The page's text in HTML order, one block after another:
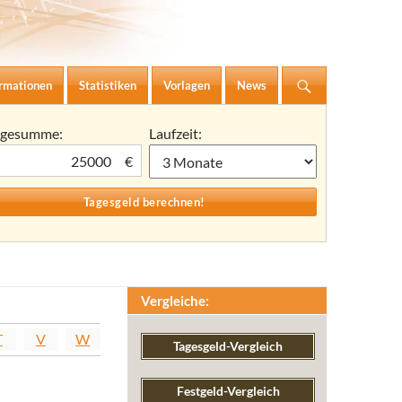
Statistiken Vorlagen News
€
Laufzeit:
V W
Vergleiche:
Tagesgeld-Vergleich
Festgeld-Vergleich